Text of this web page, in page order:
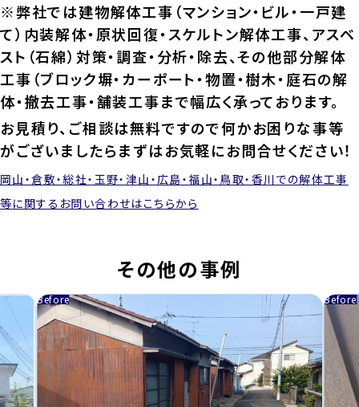
※弊社では建物解体工事（マンション・ビル・一戸建
て）内装解体・原状回復・スケルトン解体工事、アスベ
スト（石綿）対策・調査・分析・除去、その他部分解体
工事（ブロック塀・カーポート・物置・樹木・庭石の解
体・撤去工事・舗装工事まで幅広く承っております。
お見積り、ご相談は無料ですので何かお困りな事等
がございましたらまずはお気軽にお問合せください！
岡山・倉敷・総社・玉野・津山・広島・福山・鳥取・香川での解体工事
等に関するお問い合わせはこちらから
その他の事例